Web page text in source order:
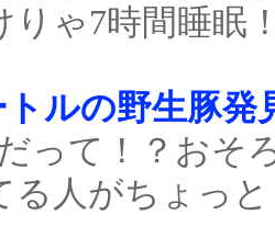
りゃ7時間睡眠
トルの野生豚
って！？おそ
る人がちょっ